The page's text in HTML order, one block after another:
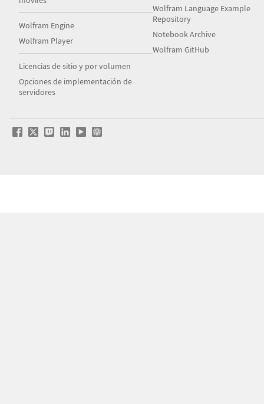
Wolfram Engine
Wolfram Player
Licencias de sitio y por volumen
Opciones de implementación de
servidores
Wolfram Language Example
Repository
Notebook Archive
Wolfram GitHub